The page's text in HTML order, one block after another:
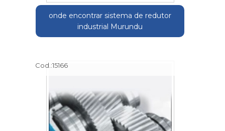
onde encontrar sistema de redutor
industrial Murundu
Cod.:15166